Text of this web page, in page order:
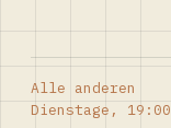
Alle anderen
Dienstage, 19:00